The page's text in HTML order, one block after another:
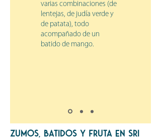
varias combinaciones (de
lentejas, de judía verde y
de patata), todo
acompañado de un
batido de mango.
Zumos, batidos y fruta en Sri